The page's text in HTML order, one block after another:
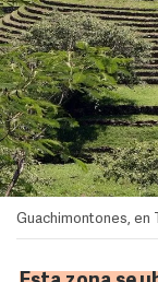
Guachimontones, en